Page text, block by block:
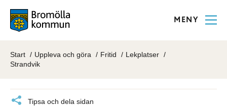
MENY
Start Uppleva och göra Fritid
Lekplatser
Strandvik
Tipsa och dela sidan